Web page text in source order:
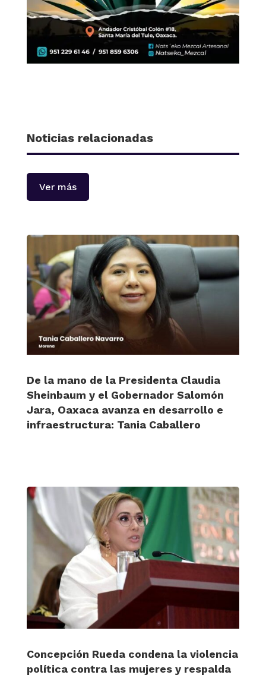
Noticias relacionadas
Ver más
De la mano de la Presidenta Claudia
Sheinbaum y el Gobernador Salomón
Jara, Oaxaca avanza en desarrollo e
infraestructura: Tania Caballero
Concepción Rueda condena la violencia
política contra las mujeres y respalda